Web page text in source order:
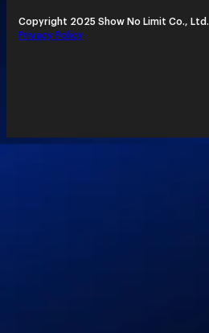
Copyright 2025 Show No Limit Co., Ltd.
Privacy Policy